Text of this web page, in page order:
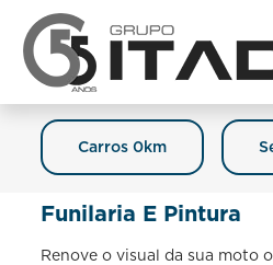
Carros 0km
Funilaria E Pintura
Renove o visual da sua moto